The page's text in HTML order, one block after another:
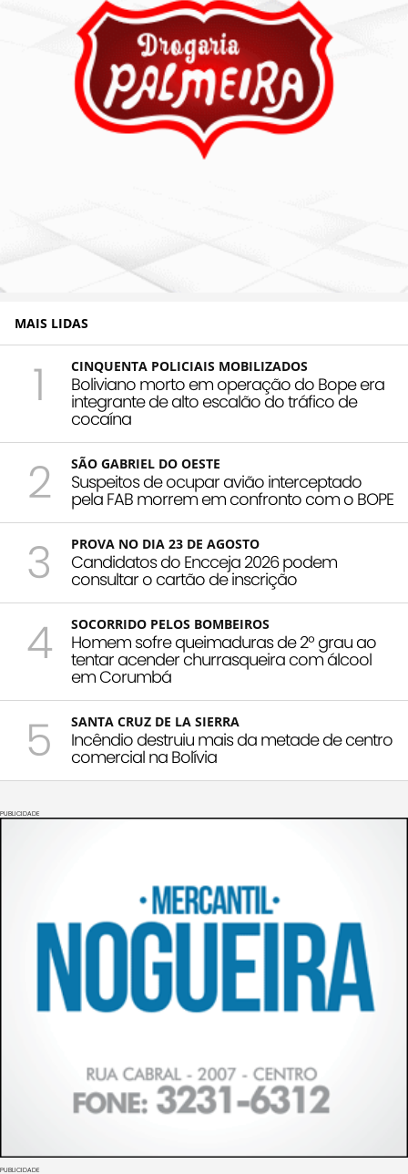
MAIS LIDAS
1 CINQUENTA POLICIAIS MOBILIZADOS
Boliviano morto em operação do Bope era
integrante de alto escalão do tráfico de
cocaína
2 SÃO GABRIEL DO OESTE
Suspeitos de ocupar avião interceptado
pela FAB morrem em confronto com o BOPE
3 PROVA NO DIA 23 DE AGOSTO
Candidatos do Encceja 2026 podem
consultar o cartão de inscrição
4 SOCORRIDO PELOS BOMBEIROS
Homem sofre queimaduras de 2º grau ao
tentar acender churrasqueira com álcool
em Corumbá
5 SANTA CRUZ DE LA SIERRA
Incêndio destruiu mais da metade de centro
comercial na Bolívia
PUBLICIDADE
PUBLICIDADE